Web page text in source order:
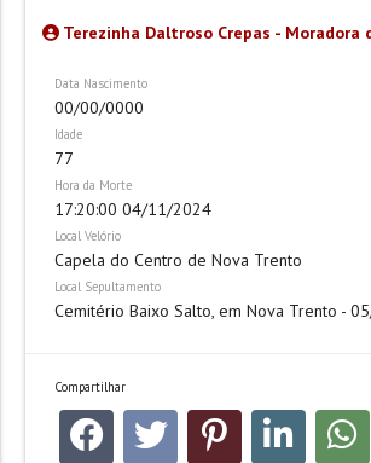
Terezinha Daltroso Crepas - Moradora
Data Nascimento
00/00/0000
Idade
77
Hora da Morte
17:20:00 04/11/2024
Local Velório
Capela do Centro de Nova Trento
Local Sepultamento
Cemitério Baixo Salto, em Nova Trento -
Compartilhar